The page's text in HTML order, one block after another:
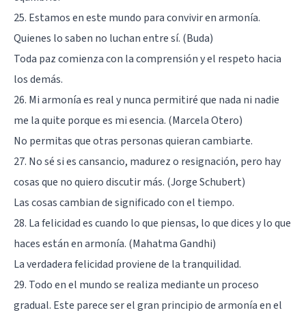
25. Estamos en este mundo para convivir en armonía.
Quienes lo saben no luchan entre sí. (Buda)
Toda paz comienza con la comprensión y el respeto hacia
los demás.
26. Mi armonía es real y nunca permitiré que nada ni nadie
me la quite porque es mi esencia. (Marcela Otero)
No permitas que otras personas quieran cambiarte.
27. No sé si es cansancio, madurez o resignación, pero hay
cosas que no quiero discutir más. (Jorge Schubert)
Las cosas cambian de significado con el tiempo.
28. La felicidad es cuando lo que piensas, lo que dices y lo que
haces están en armonía. (Mahatma Gandhi)
La verdadera felicidad proviene de la tranquilidad.
29. Todo en el mundo se realiza mediante un proceso
gradual. Este parece ser el gran principio de armonía en el